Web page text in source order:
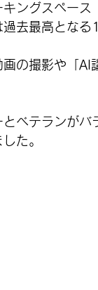
キングスペー
過去最高とな
画の撮影や「AI
とベテランが
た。